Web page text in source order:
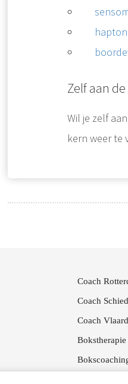
Zelf aan de
Wil je zelf
kern weer te
Coach
Coach
Coach
Bokstherapie